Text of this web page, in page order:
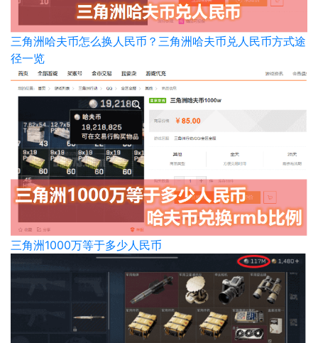
三角洲哈夫币怎么换人民币？三角洲哈夫币兑人民币方式途
径一览
三角洲1000万等于多少人民币